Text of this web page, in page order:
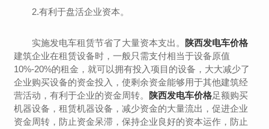
2.有利于盘活企业资本。
实施发电车租赁节省了大量资本支出。 陕西发电车价格
建筑企业在租赁设备时，一般只需支付相当于设备原值
10%-20%的租金，就可以拥有投入项目的设备，大大减少了
企业购买设备的资金投入，使剩余资金能够用于其他建筑经
营活动，有利于企业的资金周转。 陕西发电车价格足额购买
机器设备，租赁机器设备，减少资金的大量流出，促进企业
资金周转，防止资金呆滞，保持企业良好的资本运作，防止